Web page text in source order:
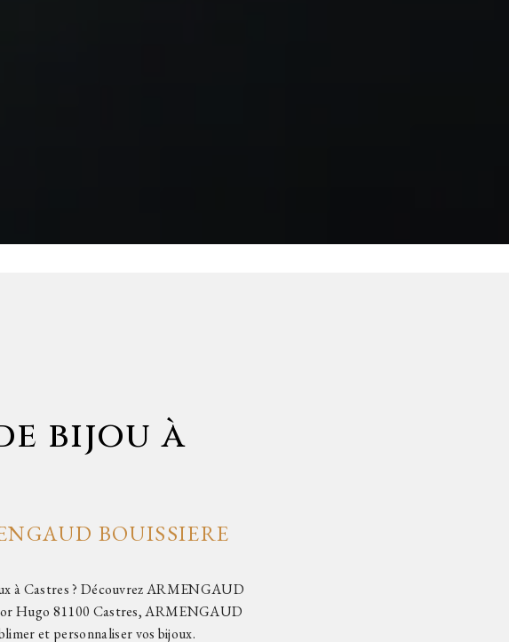
bijou à
BOUISSIERE
à Castres ? Découvrez ARMENGAUD
Hugo 81100 Castres, ARMENGAUD
et personnaliser vos bijoux.